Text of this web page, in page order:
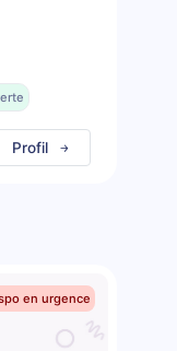
Profil
en urgence